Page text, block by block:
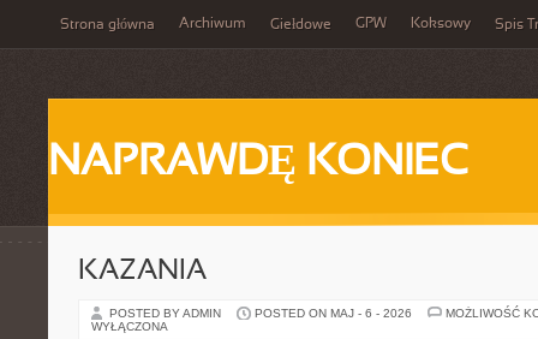
Strona główna Archiwum Giełdowe GPW Koksowy Spis
NAPRAWDĘ KONIEC
KAZANIA
POSTED BY ADMIN POSTED ON MAJ - 6 - 2026
MOŻLIWOŚĆ
WYŁĄCZONA